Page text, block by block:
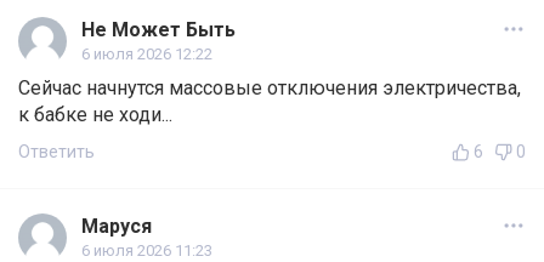
Не Может Быть
6 июля 2026 12:22
Сейчас начнутся массовые отключения электричества,
к бабке не ходи...
Ответить 6 0
Маруся
6 июля 2026 11:23